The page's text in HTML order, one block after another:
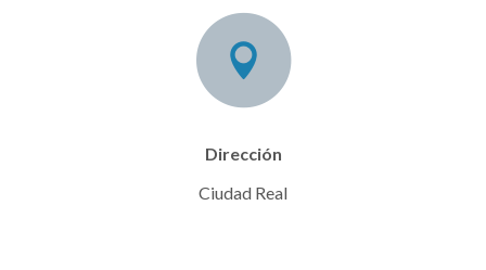
Dirección
Ciudad Real